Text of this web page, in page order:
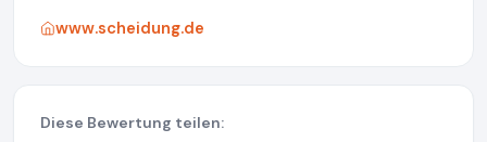
www.scheidung.de
Diese Bewertung teilen: